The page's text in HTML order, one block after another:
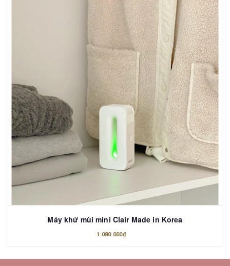
Máy khử mùi mini Clair Made in Korea
1.080.000₫